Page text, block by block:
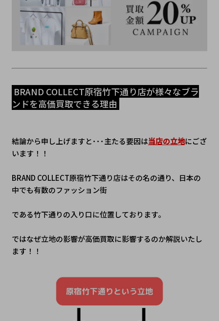
ンドを高価買取できる理由
結論から申し上げますと･･･主たる要因は当店の立地にござ
います！！
BRAND COLLECT原宿竹下通り店はその名の通り、日本の
中でも有数のファッション街
である竹下通りの入り口に位置しております。
ではなぜ立地の影響が高価買取に影響するのか解説いたし
ます！！